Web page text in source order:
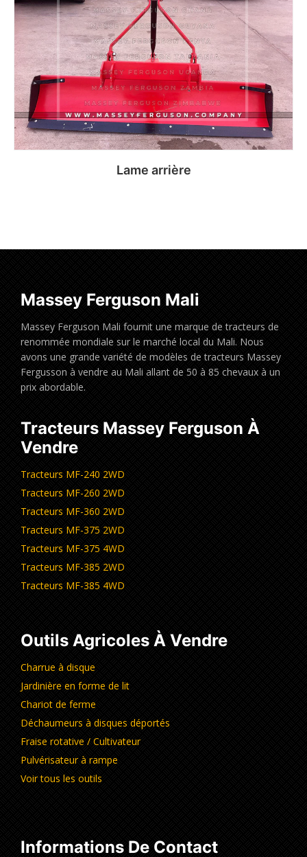
Lame arrière
Massey Ferguson Mali
Massey Ferguson Mali fournit une marque de tracteurs de
renommée mondiale sur le marché local du Mali. Nous
avons une grande variété de modèles de tracteurs Massey
Fergusson à vendre au Mali allant de 50 à 85 chevaux à un
prix abordable.
Tracteurs Massey Ferguson À
Vendre
Tracteurs MF-240 2WD
Tracteurs MF-260 2WD
Tracteurs MF-360 2WD
Tracteurs MF-375 2WD
Tracteurs MF-375 4WD
Tracteurs MF-385 2WD
Tracteurs MF-385 4WD
Outils Agricoles À Vendre
Charrue à disque
Jardinière en forme de lit
Chariot de ferme
Déchaumeurs à disques déportés
Fraise rotative / Cultivateur
Pulvérisateur à rampe
Voir tous les outils
Informations De Contact